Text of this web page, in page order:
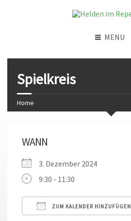
MENU
Spielkreis
Home
WANN
3. Dezember 2024
9:30 - 11:30
ZUM KALENDER HINZUFÜGEN